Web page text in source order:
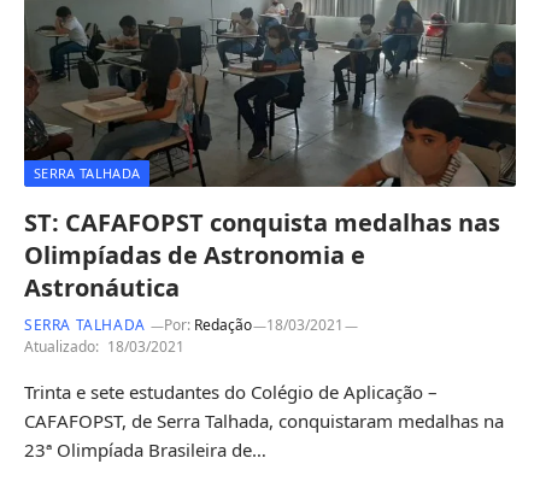
SERRA TALHADA
ST: CAFAFOPST conquista medalhas nas
Olimpíadas de Astronomia e
Astronáutica
SERRA TALHADA Por: Redação
18/03/2021
Atualizado: 18/03/2021
Trinta e sete estudantes do Colégio de Aplicação –
CAFAFOPST, de Serra Talhada, conquistaram medalhas na
23ª Olimpíada Brasileira de…